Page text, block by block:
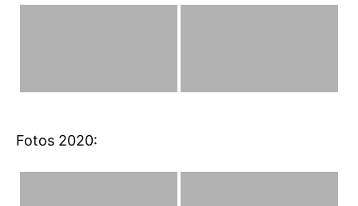
Fotos 2020: